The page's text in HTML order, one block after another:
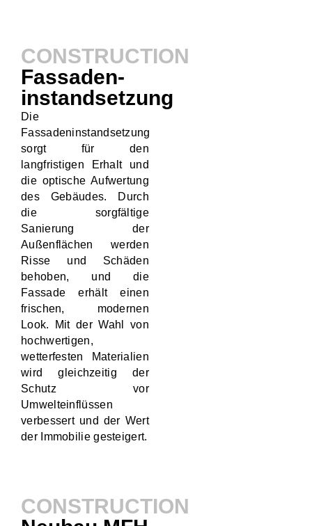
CONSTRUCTION
Fassaden-
instandsetzung
Die
Fassadeninstandsetzung
sorgt für den
langfristigen Erhalt und
die optische Aufwertung
des Gebäudes. Durch
die sorgfältige
Sanierung der
Außenflächen werden
Risse und Schäden
behoben, und die
Fassade erhält einen
frischen, modernen
Look. Mit der Wahl von
hochwertigen,
wetterfesten Materialien
wird gleichzeitig der
Schutz vor
Umwelteinflüssen
verbessert und der Wert
der Immobilie gesteigert.
CONSTRUCTION